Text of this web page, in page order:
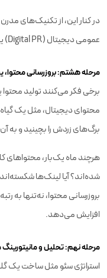
عمومی دیجیتال (Digital PR) یا تحلیل رقبا استفاده کنید.
مرحله هشتم: بروزرسانی محتوا،
برخی فکر می‌کنند تولید
محتوای دیجیتال، مثل یک گیاه
برگ‌های زردش را بچینید و به
هرچند ماه یک‌بار، محتواهای
شده‌اند؟ آیا لینک‌ها
بروزرسانی محتوا، نه‌تنها به
افزایش می‌دهد.
مرحله نهم: تحلیل و
استراتژی سئو مثل ساخت یک